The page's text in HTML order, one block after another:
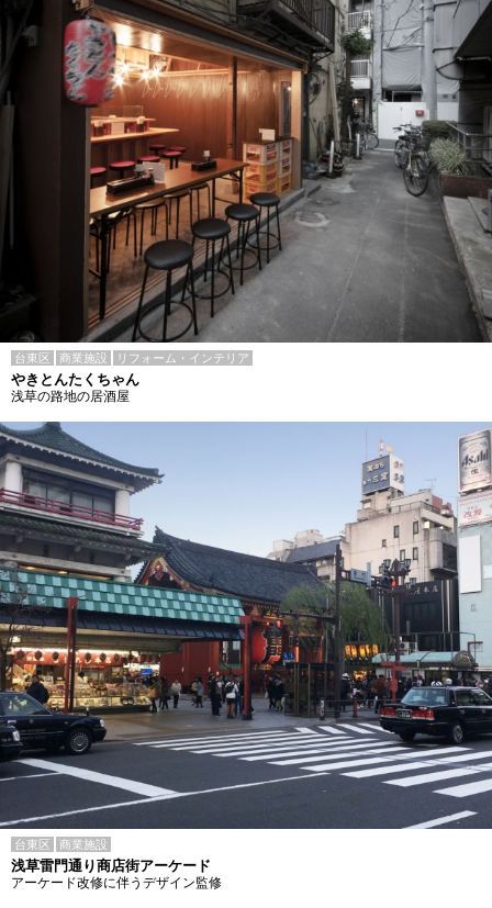
台東区 商業施設 リフォーム・インテリア
やきとんたくちゃん
浅草の路地の居酒屋
台東区 商業施設
浅草雷門通り商店街アーケード
アーケード改修に伴うデザイン監修